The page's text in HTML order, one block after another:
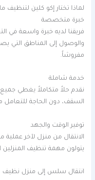
لماذا تختار إكو كلين لتنظيف
خبرة متخصصة
فريقنا لديه خبرة واسعة في
والوصول إلى المناطق التي
مفروشاً.
خدمة شاملة
نقدم حلاً متكاملاً يغطي جميع
السقف، دون الحاجة
توفير الوقت والجهد
الانتقال من منزل لآخر عملية
يتولون مهمة تنظيف المنزلين
انتقال سلس إلى منزل نظيف